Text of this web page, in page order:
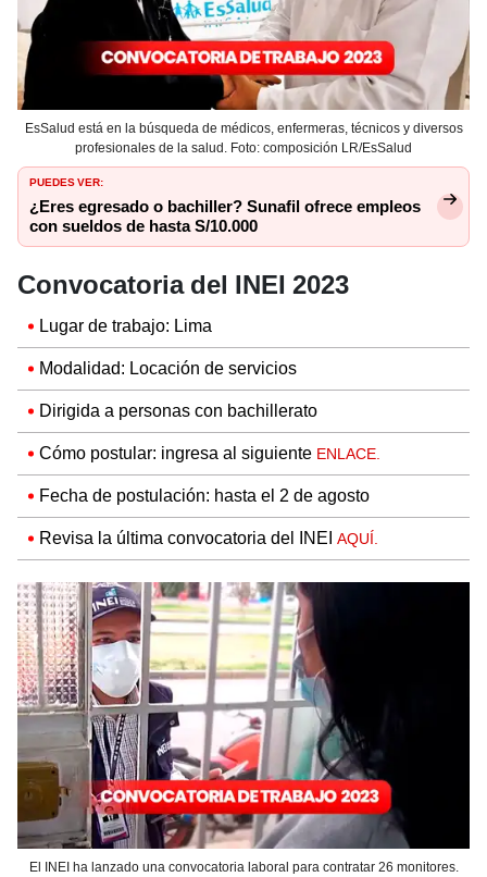
EsSalud está en la búsqueda de médicos, enfermeras, técnicos y diversos
profesionales de la salud. Foto: composición LR/EsSalud
PUEDES VER:
¿Eres egresado o bachiller? Sunafil ofrece empleos
con sueldos de hasta S/10.000
Convocatoria del INEI 2023
Lugar de trabajo: Lima
Modalidad: Locación de servicios
Dirigida a personas con bachillerato
Cómo postular: ingresa al siguiente ENLACE.
Fecha de postulación: hasta el 2 de agosto
Revisa la última convocatoria del INEI AQUÍ.
El INEI ha lanzado una convocatoria laboral para contratar 26 monitores.